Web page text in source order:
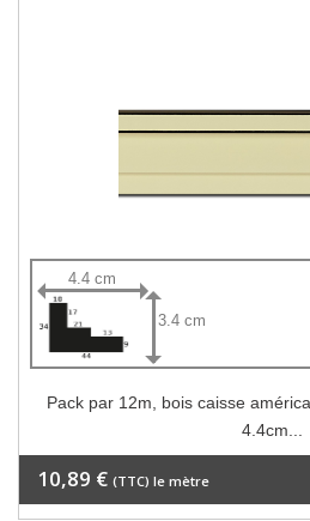
4.4 cm
3.4 cm
Pack par 12m, bois caisse
4.4cm...
10,89 € (TTC) le mètre